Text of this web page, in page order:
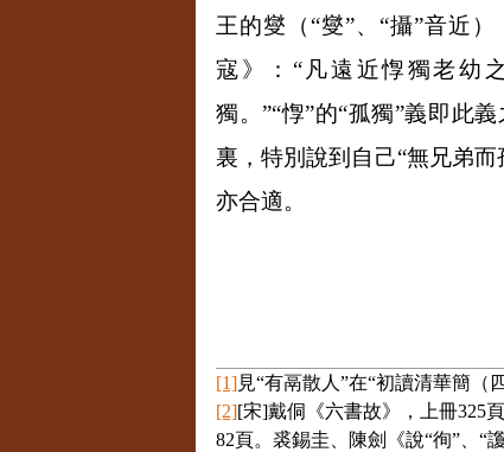
王的燮（“燮”、“攝”音近
寇》：“凡遠近惸獨老幼
獨。”“惸”的“孤獨”義即此
裏，特別說到自己“無兄弟
亦合適。
[1]見“有鬲散人”在“初讀清華簡（
[2][宋]戴侗《六書故》，上冊325
82頁。裘錫圭、陳劍《說“徇”、